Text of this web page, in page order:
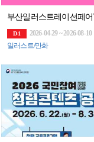
D-1
2026-04-29 ~ 2026-08-10
일러스트/만화